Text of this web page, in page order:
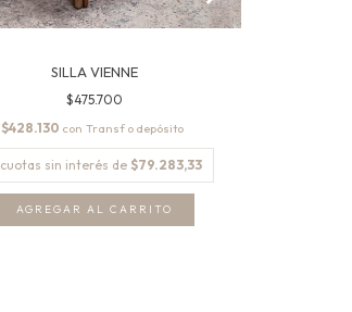
SILLA VIENNE
$475.700
$428.130 con
cuotas sin interés de $79.283,33